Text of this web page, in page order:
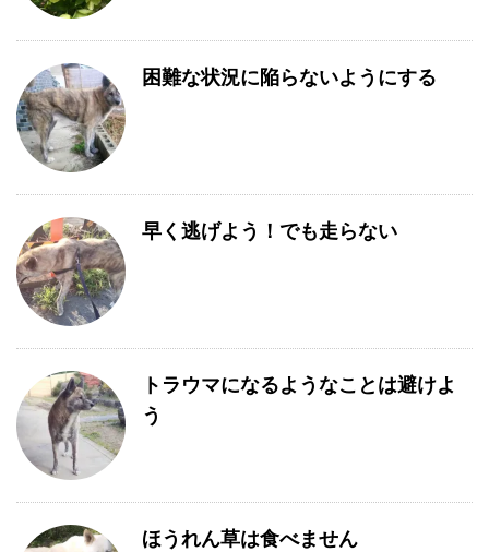
困難な状況に陥らないようにする
早く逃げよう！でも走らない
トラウマになるようなことは避けよ
う
ほうれん草は食べません